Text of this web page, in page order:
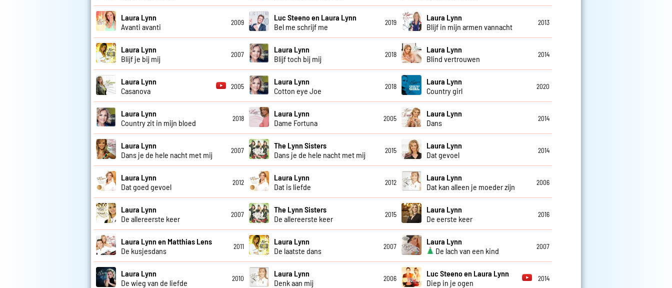
Laura Lynn
Avanti avanti
2009
Luc Steeno en Laura Lynn
Bel me schrijf me
2019
Laura Lynn
Blijf in mijn armen vannacht
2013
Laura Lynn
Blijf je bij mij
2007
Laura Lynn
Blijf toch bij mij
2018
Laura Lynn
Blind vertrouwen
2014
Laura Lynn
Casanova
2005
Laura Lynn
Cotton eye Joe
2018
Laura Lynn
Country girl
2020
Laura Lynn
Country zit in mijn bloed
2018
Laura Lynn
Dame Fortuna
2005
Laura Lynn
Dans
2014
Laura Lynn
Dans je de hele nacht met mij
2007
The Lynn Sisters
Dans je de hele nacht met mij
2015
Laura Lynn
Dat gevoel
2014
Laura Lynn
Dat goed gevoel
2012
Laura Lynn
Dat is liefde
2012
Laura Lynn
Dat kan alleen je moeder zijn
2006
Laura Lynn
De allereerste keer
2007
The Lynn Sisters
De allereerste keer
2015
Laura Lynn
De eerste keer
2016
Laura Lynn en Matthias Lens
De kusjesdans
2011
Laura Lynn
De laatste dans
2007
Laura Lynn
De lach van een kind
2007
Laura Lynn
De wieg van de liefde
2010
Laura Lynn
Denk aan mij
2006
Luc Steeno en Laura Lynn
Diep in je ogen
2014